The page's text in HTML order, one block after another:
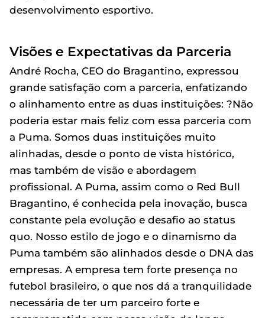
desenvolvimento esportivo.
Visões e Expectativas da Parceria
André Rocha, CEO do Bragantino, expressou
grande satisfação com a parceria, enfatizando
o alinhamento entre as duas instituições: ?Não
poderia estar mais feliz com essa parceria com
a Puma. Somos duas instituições muito
alinhadas, desde o ponto de vista histórico,
mas também de visão e abordagem
profissional. A Puma, assim como o Red Bull
Bragantino, é conhecida pela inovação, busca
constante pela evolução e desafio ao status
quo. Nosso estilo de jogo e o dinamismo da
Puma também são alinhados desde o DNA das
empresas. A empresa tem forte presença no
futebol brasileiro, o que nos dá a tranquilidade
necessária de ter um parceiro forte e